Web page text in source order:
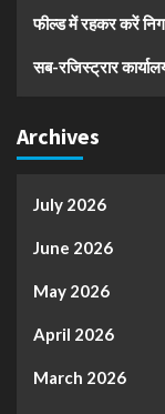
फील्ड में रहकर करें
सब-रजिस्ट्रार
Archives
July 2026
June 2026
May 2026
April 2026
March 2026